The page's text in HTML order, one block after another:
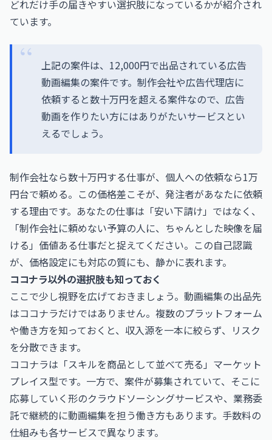
どれだけ手の届きやすい選択肢になっているかが紹介され
ています。
上記の案件は、12,000円で出品されている広告
動画編集の案件です。制作会社や広告代理店に
依頼すると数十万円を超える案件なので、広告
動画を作りたい方にはありがたいサービスとい
えるでしょう。
制作会社なら数十万円する仕事が、個人への依頼なら1万
円台で頼める。この価格差こそが、発注者があなたに依頼
する理由です。あなたの仕事は「安い下請け」ではなく、
「制作会社に頼めない予算の人に、ちゃんとした映像を届
ける」価値ある仕事だと捉えてください。この自己認識
が、価格設定にも対応の質にも、静かに表れます。
ココナラ以外の選択肢も知っておく
ここで少し視野を広げておきましょう。動画編集の出品先
はココナラだけではありません。複数のプラットフォーム
や働き方を知っておくと、収入源を一本に絞らず、リスク
を分散できます。
ココナラは「スキルを商品として並べて売る」マーケット
プレイス型です。一方で、案件が募集されていて、そこに
応募していく形のクラウドソーシングサービスや、業務委
託で継続的に動画編集を担う働き方もあります。手数料の
仕組みも各サービスで異なります。